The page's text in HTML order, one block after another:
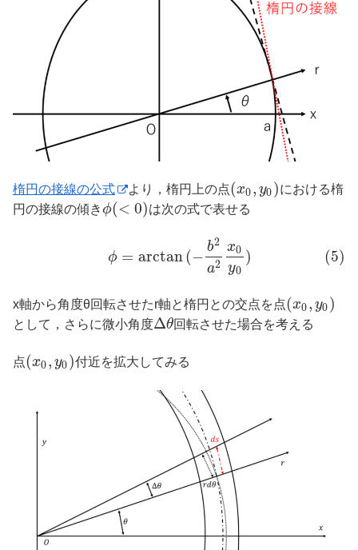
楕円の接線の公式 より，楕円上の点(x0, y0)における楕
円の接線の傾きϕ(< 0)は次の式で表せる
ϕ = arctan(−
b2
a2
x0
y0
) (5)
x軸から角度θ回転させたr軸と楕円との交点を点(x0, y0)
として，さらに微小角度Δθ回転させた場合を考える
点(x0, y0)付近を拡大してみる